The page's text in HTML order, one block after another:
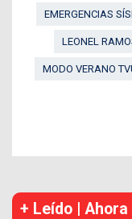
EMERGENCIAS
LEONEL
MODO VERANO
+ Leído | Ahora